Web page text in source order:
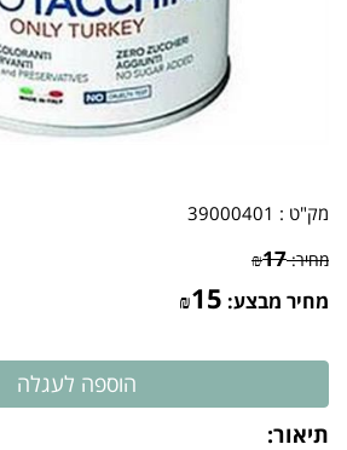
מק"ט : 39000401
מחיר: ₪17
מחיר מבצע: ₪15
תיאור: